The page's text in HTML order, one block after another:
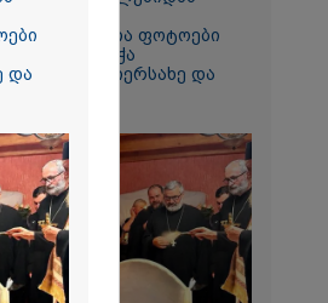
ფოტოები
მიანიჭა
იერსახე და
და